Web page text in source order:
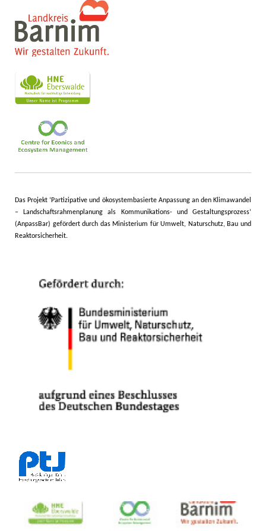
Das Projekt ‘Partizipative und ökosystembasierte Anpassung an den Klimawandel
– Landschaftsrahmenplanung als Kommunikations- und Gestaltungsprozess‘
(AnpassBar) gefördert durch das Ministerium für Umwelt, Naturschutz, Bau und
Reaktorsicherheit.